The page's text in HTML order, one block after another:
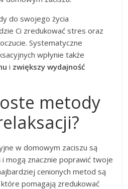
do swojego życia
Ci zredukować stres oraz
Systematyczne
wpłynie także
i zwiększy wydajność
metody
w domowym zaciszu są
mogą znacznie poprawić twoje
cenionych metod są
które pomagają zredukować